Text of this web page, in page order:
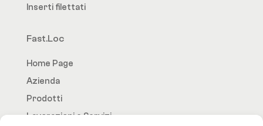
Inserti filettati
Fast.Loc
Home Page
Azienda
Prodotti
Lavorazioni e Servizi